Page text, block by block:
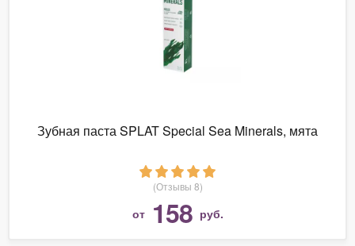
Зубная паста SPLAT Special Sea Minerals, мята
(Отзывы 8)
от 158 руб.